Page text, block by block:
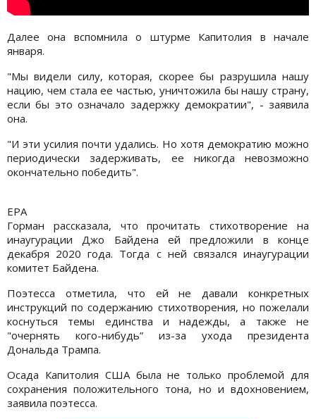
Далее она вспомнила о штурме Капитолия в начале
января.
"Мы видели силу, которая, скорее бы разрушила нашу
нацию, чем стала ее частью, уничтожила бы нашу страну,
если бы это означало задержку демократии", - заявила
она.
"И эти усилия почти удались. Но хотя демократию можно
периодически задерживать, ее никогда невозможно
окончательно победить".
EPA
Горман рассказала, что прочитать стихотворение на
инаугурации Джо Байдена ей предложили в конце
декабря 2020 года. Тогда с ней связался инаугурации
комитет Байдена.
Поэтесса отметила, что ей не давали конкретных
инструкций по содержанию стихотворения, но пожелали
коснуться темы единства и надежды, а также не
"очернять кого-нибудь” из-за ухода президента
Дональда Трампа.
Осада Капитолия США была не только проблемой для
сохранения положительного тона, но и вдохновением,
заявила поэтесса.